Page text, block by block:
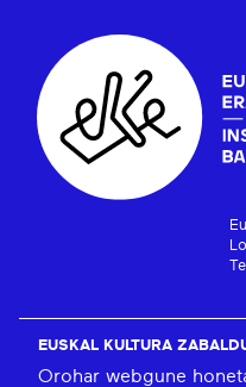
EUSKAL KULTURA
Orohar webgune